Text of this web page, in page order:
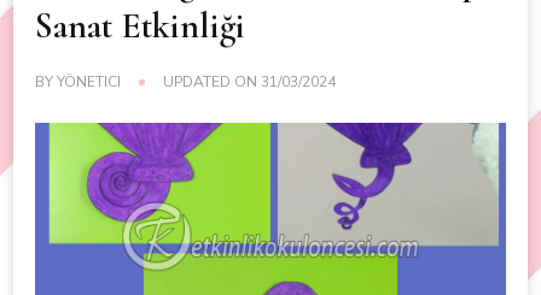
Sanat Etkinliği
BYYÖNETICI UPDATED ON 31/03/2024